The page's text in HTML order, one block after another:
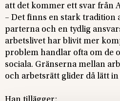
att det kommer ett svar från
– Det finns en stark tradition
parterna och en tydlig
arbetslivet har blivit mer
problem handlar ofta om de
sociala. Gränserna mellan
och arbetsrätt glider då lätt